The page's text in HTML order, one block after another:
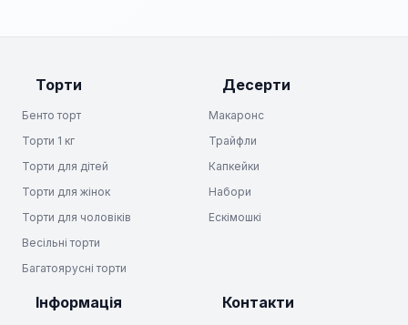
Торти
Бенто торт
Торти 1 кг
Торти для дітей
Торти для жінок
Торти для чоловіків
Весільні торти
Багатоярусні торти
Десерти
Макаронс
Трайфли
Капкейки
Набори
Ескімошкі
Інформація Контакти